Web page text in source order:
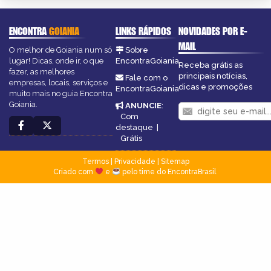
ENCONTRAGOIANIA
O melhor de Goiania num só
lugar! Dicas, onde ir, o que
fazer, as melhores
empresas, locais, serviços e
muito mais no guia Encontra
Goiania.
LINKS RÁPIDOS
Sobre
EncontraGoiania
Fale com o
EncontraGoiania
ANUNCIE:
Com
destaque |
Grátis
NOVIDADES POR E-
MAIL
Receba grátis as
principais notícias,
dicas e promoções
Termos| Privacidade
Sitemap
Criado com
e pelo time do EncontraBrasil